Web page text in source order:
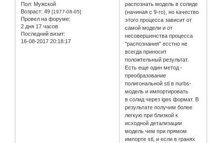
Пол: Мужской
Возраст: 49 [1977-08-05]
Провел на форуме:
2 дня 17 часов
Последний визит:
16-08-2017 20:18:17
распознать модель в солиде
(начиная с 9-го), но качество
этого процесса зависит от
самой модели и от
несовершенства процесса
"распознания" есстно не
всегда приносит
положтельный результат.
Есть еще один метод -
преобразование
полигональной stl в nurbs-
модель и импортировать
в солид через iges формат. В
результате получим более
легкую при близкой к
исходной детализации
модель чем при прямом
импорте stl, и если в гранях